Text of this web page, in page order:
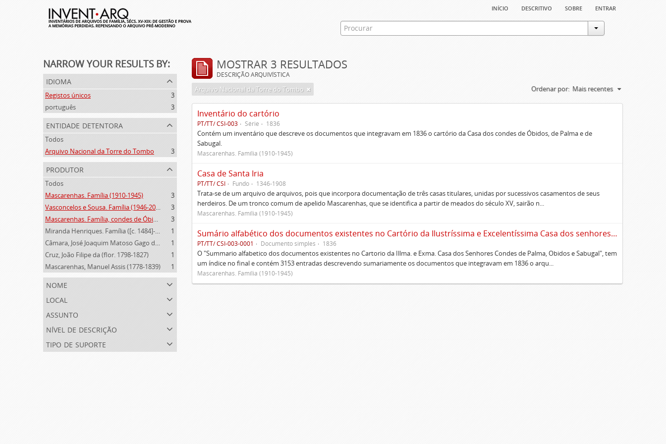
início descritivo sobre entrar
NARROW YOUR RESULTS BY:
idioma
Registos únicos
3
português
3
entidade detentora
Todos
Arquivo Nacional da Torre do Tombo
3
produtor
Todos
Mascarenhas. Família (1910-1945)
3
Vasconcelos e Sousa. Família (1946-2006)
3
Mascarenhas. Família, condes de Óbidos, Palma e Sabugal (1669-1910)
3
Miranda Henriques. Família ([c. 1484]-[c.1745])
1
Câmara, José Joaquim Matoso Gago da (1775-1864)
1
Cruz, João Filipe da (flor. 1798-1827)
1
Mascarenhas, Manuel Assis (1778-1839)
1
nome
local
assunto
nível de descrição
tipo de suporte
MOSTRAR 3 RESULTADOS
DESCRIÇÃO ARQUIVÍSTICA
Arquivo Nacional da Torre do Tombo Ordenar por: Mais recentes
Inventário do cartório
PT/TT/ CSI-003 Série 1836
Contém um inventário que descreve os documentos que integravam em 1836 o cartório da Casa dos condes de Óbidos, de Palma e de
Sabugal.
Mascarenhas. Família (1910-1945)
Casa de Santa Iria
PT/TT/ CSI Fundo 1346-1908
Trata-se de um arquivo de arquivos, pois que incorpora documentação de três casas titulares, unidas por sucessivos casamentos de seus
herdeiros. De um tronco comum de apelido Mascarenhas, que se identifica a partir de meados do século XV, sairão n...
Mascarenhas. Família (1910-1945)
Sumário alfabético dos documentos existentes no Cartório da Ilustríssima e Excelentíssima Casa dos senhores condes de Palma, Óbidos e Sabugal
PT/TT/ CSI-003-0001 Documento simples 1836
O "Summario alfabetico dos documentos existentes no Cartorio da Illma. e Exma. Casa dos Senhores Condes de Palma, Obidos e Sabugal", tem
um índice no final e contém 3153 entradas descrevendo sumariamente os documentos que integravam em 1836 o arqu...
Mascarenhas. Família (1910-1945)